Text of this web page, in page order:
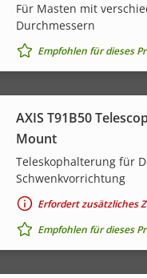
Für Masten mit
Durchmessern
Empfohlen für dieses
AXIS T91B50
Mount
Teleskophalterung für
Schwenkvorrichtung
Erfordert zusätzliches
Empfohlen für dieses